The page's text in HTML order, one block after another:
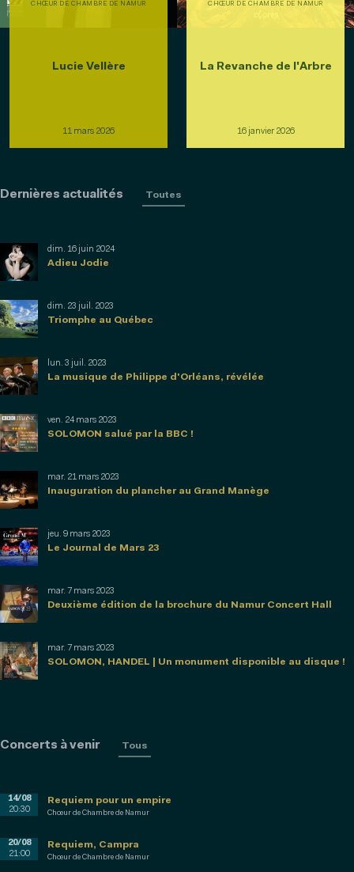
CHŒUR DE CHAMBRE DE NAMUR
Lucie Vellère
11 mars 2026
CHŒUR DE CHAMBRE DE NAMUR
La Revanche de l'Arbre
16 janvier 2026
Dernières actualités Toutes
Adieu Jodie
dim. 16 juin 2024
Triomphe au Québec
dim. 23 juil. 2023
La musique de Philippe d'Orléans, révélée
lun. 3 juil. 2023
SOLOMON salué par la BBC !
ven. 24 mars 2023
Inauguration du plancher au Grand Manège
mar. 21 mars 2023
Le Journal de Mars 23
jeu. 9 mars 2023
Deuxième édition de la brochure du Namur Concert Hall
mar. 7 mars 2023
SOLOMON, HANDEL | Un monument disponible au disque !
mar. 7 mars 2023
Concerts à venir Tous
Requiem pour un empire
Chœur de Chambre de Namur
14/08
20:30
Requiem, Campra
Chœur de Chambre de Namur
20/08
21:00